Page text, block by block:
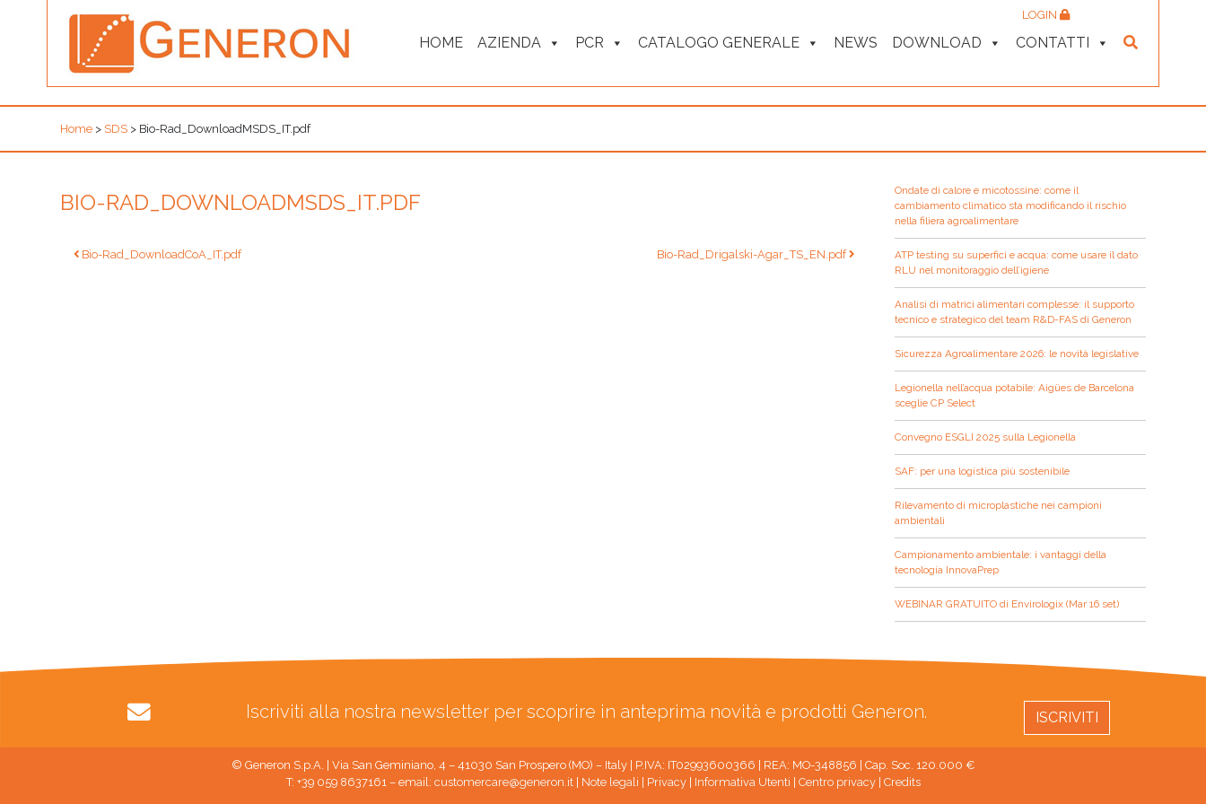
HOME AZIENDA PCR CATALOGO GENERALE NEWS DOWNLOAD CONTATTI
LOGIN
Home > SDS > Bio-Rad_DownloadMSDS_IT.pdf
BIO-RAD_DOWNLOADMSDS_IT.PDF
Navigazione
Bio-Rad_DownloadCoA_IT.pdf Bio-Rad_Drigalski-Agar_TS_EN.pdf
Ondate di calore e micotossine: come il
cambiamento climatico sta modificando il rischio
nella filiera agroalimentare
ATP testing su superfici e acqua: come usare il dato
RLU nel monitoraggio dell’igiene
Analisi di matrici alimentari complesse: il supporto
tecnico e strategico del team R&D-FAS di Generon
Sicurezza Agroalimentare 2026: le novità legislative
Legionella nell’acqua potabile: Aigües de Barcelona
sceglie CP Select
Convegno ESGLI 2025 sulla Legionella
SAF: per una logistica più sostenibile
Rilevamento di microplastiche nei campioni
ambientali
Campionamento ambientale: i vantaggi della
tecnologia InnovaPrep
WEBINAR GRATUITO di Envirologix (Mar 16 set)
Iscriviti alla nostra newsletter per scoprire in anteprima novità e prodotti Generon. ISCRIVITI
© Generon S.p.A. | Via San Geminiano, 4 – 41030 San Prospero (MO) – Italy | P.IVA: IT02993600366 | REA: MO-348856 | Cap. Soc. 120.000 €
T: +39 059 8637161 – email: customercare@generon.it| Note legali Privacy| Informativa Utenti Centro privacy| Credits